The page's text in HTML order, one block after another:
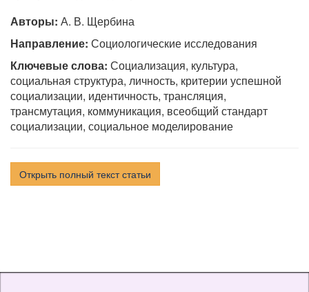
Авторы: А. В. Щербина
Направление: Социологические исследования
Ключевые слова: Социализация, культура,
социальная структура, личность, критерии успешной
социализации, идентичность, трансляция,
трансмутация, коммуникация, всеобщий стандарт
социализации, социальное моделирование
Открыть полный текст статьи